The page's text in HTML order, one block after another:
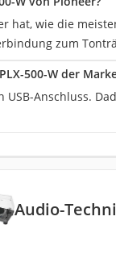
hat, wie die
zum
500-W der
USB-Anschluss.
Audio-